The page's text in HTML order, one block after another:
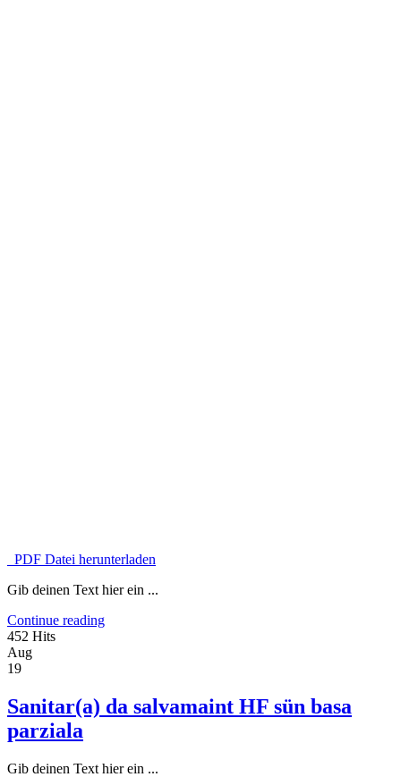
PDF Datei herunterladen
Gib deinen Text hier ein ...
Continue reading
452 Hits
Aug
19
Sanitar(a) da salvamaint HF sün basa
parziala
Gib deinen Text hier ein ...